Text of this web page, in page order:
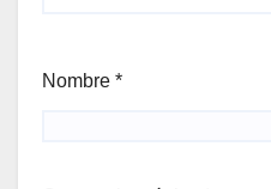
Nombre *